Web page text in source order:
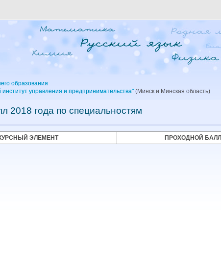
образования
управления и предпринимательства" (Минск и Минская область)
2018 года по специальностям
ЭЛЕМЕНТ ПРОХОДНОЙ БАЛЛ